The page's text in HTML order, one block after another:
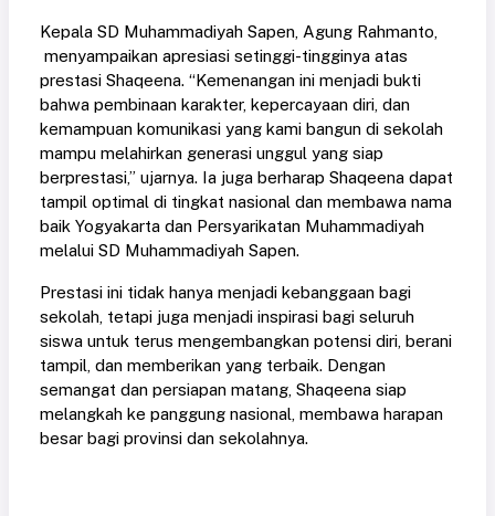
Kepala SD Muhammadiyah Sapen, Agung Rahmanto,
menyampaikan apresiasi setinggi-tingginya atas
prestasi Shaqeena. “Kemenangan ini menjadi bukti
bahwa pembinaan karakter, kepercayaan diri, dan
kemampuan komunikasi yang kami bangun di sekolah
mampu melahirkan generasi unggul yang siap
berprestasi,” ujarnya. Ia juga berharap Shaqeena dapat
tampil optimal di tingkat nasional dan membawa nama
baik Yogyakarta dan Persyarikatan Muhammadiyah
melalui SD Muhammadiyah Sapen.
Prestasi ini tidak hanya menjadi kebanggaan bagi
sekolah, tetapi juga menjadi inspirasi bagi seluruh
siswa untuk terus mengembangkan potensi diri, berani
tampil, dan memberikan yang terbaik. Dengan
semangat dan persiapan matang, Shaqeena siap
melangkah ke panggung nasional, membawa harapan
besar bagi provinsi dan sekolahnya.